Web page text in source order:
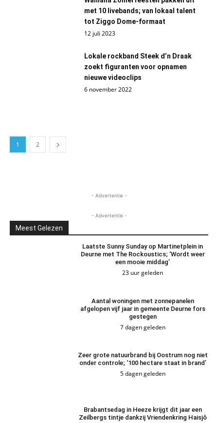
met 10 livebands; van lokaal talent
tot Ziggo Dome-formaat
12 juli 2023
Lokale rockband Steek d’n Draak
zoekt figuranten voor opnamen
nieuwe videoclips
6 november 2022
1 2
- Advertentie -
- Advertentie -
Meest Gelezen
Laatste Sunny Sunday op Martinetplein in
Deurne met The Rockoustics; ‘Wordt weer
een mooie middag’
23 uur geleden
Aantal woningen met zonnepanelen
afgelopen vijf jaar in gemeente Deurne fors
gestegen
7 dagen geleden
Zeer grote natuurbrand bij Oostrum nog niet
onder controle; ‘100 hectare staat in brand’
5 dagen geleden
Brabantsedag in Heeze krijgt dit jaar een
Zeilbergs tintje dankzij Vriendenkring Haisjô